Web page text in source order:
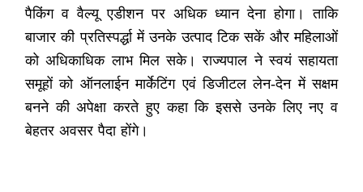
पैकिंग व वैल्यू एडीशन पर अधिक ध्यान देना होगा। ताकि
बाजार की प्रतिस्पर्द्धा में उनके उत्पाद टिक सकें और महिलाओं
को अधिकाधिक लाभ मिल सके। राज्यपाल ने स्वयं सहायता
समूहों को ऑनलाईन मार्केटिंग एवं डिजीटल लेन-देन में सक्षम
बनने की अपेक्षा करते हुए कहा कि इससे उनके लिए नए व
बेहतर अवसर पैदा होंगे।